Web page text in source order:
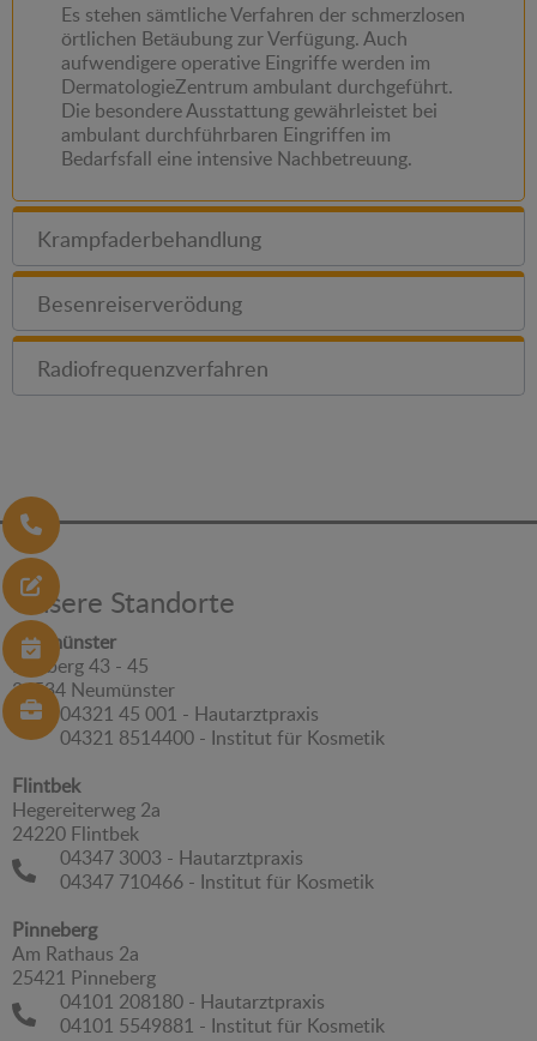
Es stehen sämtliche Verfahren der schmerzlosen
örtlichen Betäubung zur Verfügung. Auch
aufwendigere operative Eingriffe werden im
DermatologieZentrum ambulant durchgeführt.
Die besondere Ausstattung gewährleistet bei
ambulant durchführbaren Eingriffen im
Bedarfsfall eine intensive Nachbetreuung.
Krampfaderbehandlung
Besenreiserverödung
Radiofrequenzverfahren
Unsere Standorte
Neumünster
Kuhberg 43 - 45
24534 Neumünster
04321 45 001 - Hautarztpraxis
04321 8514400 - Institut für Kosmetik
Flintbek
Hegereiterweg 2a
24220 Flintbek
04347 3003 - Hautarztpraxis
04347 710466 - Institut für Kosmetik
Pinneberg
Am Rathaus 2a
25421 Pinneberg
04101 208180 - Hautarztpraxis
04101 5549881 - Institut für Kosmetik